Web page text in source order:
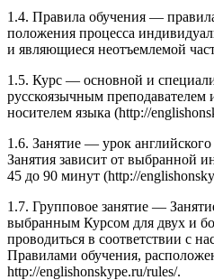
1.4. Правила обучения —
положения процесса
и являющиеся неотъемлемой
1.5. Курс — основной и
русскоязычным преподавателем
носителем языка (http://
1.6. Занятие — урок
Занятия зависит от выбранной
45 до 90 минут (http://
1.7. Групповое занятие —
выбранным Курсом для двух и
проводиться в соответствии с
Правилами обучения,
http://englishonskype.ru/rules/.